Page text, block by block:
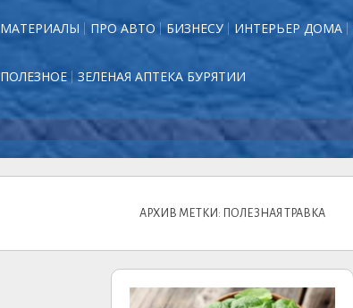
МАТЕРИАЛЫ ПРО АВТО БИЗНЕСУ ИНТЕРЬЕР ДОМА
ПОЛЕЗНОЕ ЗЕЛЕНАЯ АПТЕКА БУРЯТИИ
АРХИВ МЕТКИ: ПОЛЕЗНАЯ ТРАВКА